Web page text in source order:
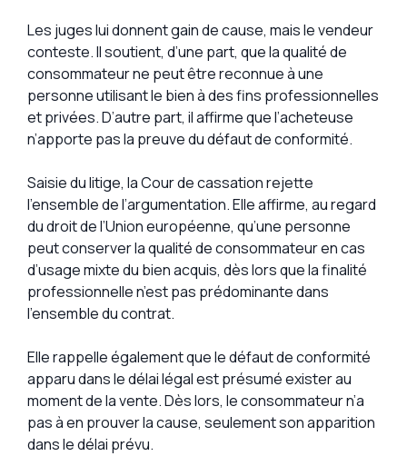
Les juges lui donnent gain de cause, mais le vendeur
conteste. Il soutient, d’une part, que la qualité de
consommateur ne peut être reconnue à une
personne utilisant le bien à des fins professionnelles
et privées. D’autre part, il affirme que l’acheteuse
n’apporte pas la preuve du défaut de conformité.
Saisie du litige, la Cour de cassation rejette
l’ensemble de l’argumentation. Elle affirme, au regard
du droit de l’Union européenne, qu’une personne
peut conserver la qualité de consommateur en cas
d’usage mixte du bien acquis, dès lors que la finalité
professionnelle n’est pas prédominante dans
l’ensemble du contrat.
Elle rappelle également que le défaut de conformité
apparu dans le délai légal est présumé exister au
moment de la vente. Dès lors, le consommateur n’a
pas à en prouver la cause, seulement son apparition
dans le délai prévu.